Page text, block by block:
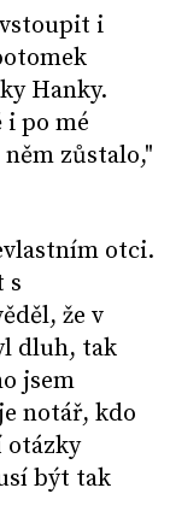
i
Hanky.
i po mé
zůstalo,"
otci.
s
že v
dluh, tak
jsem
notář, kdo
otázky
být tak